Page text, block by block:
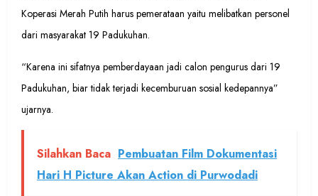
Koperasi Merah Putih harus pemerataan yaitu melibatkan personel
dari masyarakat 19 Padukuhan.
“Karena ini sifatnya pemberdayaan jadi calon pengurus dari 19
Padukuhan, biar tidak terjadi kecemburuan sosial kedepannya”
ujarnya.
Silahkan Baca Pembuatan Film Dokumentasi
Hari H Picture Akan Action di Purwodadi